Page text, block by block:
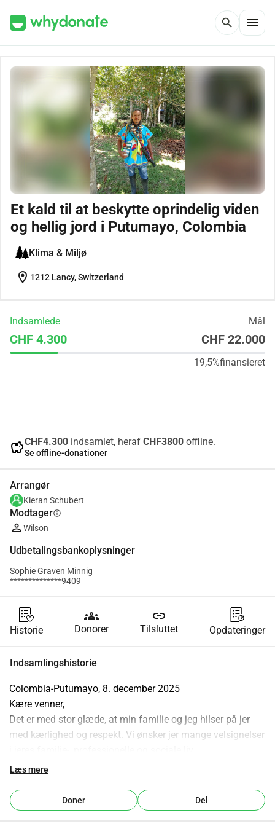
search menu
Et kald til at beskytte oprindelig viden
og hellig jord i Putumayo, Colombia
Klima & Miljø
location_on 1212 Lancy, Switzerland
Indsamlede Mål
CHF 4.300 CHF 22.000
19,5%finansieret
savingsCHF4.300 indsamlet, heraf CHF3800 offline.
Se offline-donationer
Arrangør
Kieran Schubert
Modtagerinfo
Wilson
Udbetalingsbankoplysninger
Sophie Graven Minnig
**************9409
Historie
groups
Donorer
link
Tilsluttet Opdateringer
Indsamlingshistorie
Colombia-Putumayo, 8. december 2025
Kære venner,
Det er med stor glæde, at min familie og jeg hilser på jer
med kærlighed og respekt. Vi ønsker jer mange velsignelser
Mit navn er Wilson García Rincón (Rama Chicara), far til
efterkommer af Muisca- og Caribiske folk. Fra Muisca har
jeg arvet de hellige mediciner af tobaks, mambe og poporo,
Læs mere
Doner Del